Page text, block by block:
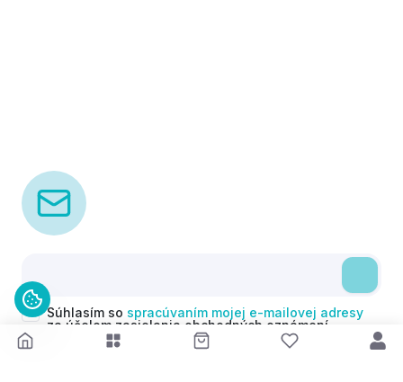
Súhlasím so spracúvaním mojej e-mailovej adresy
za účelom zasielania obchodných oznámení
(newsletterov) v súlade s čl. 6 ods. 1 písm. a)
Nariadenia GDPR. Svoj súhlas môžem kedykoľvek